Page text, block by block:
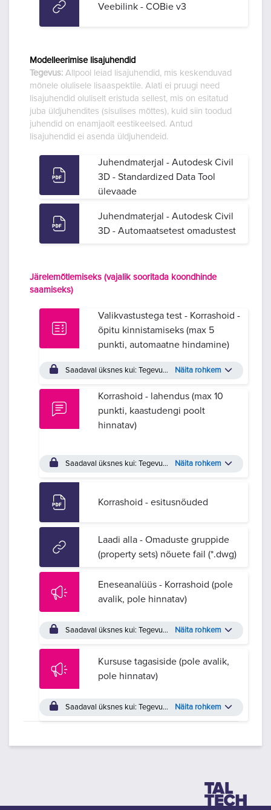
Veebilink - COBie v3
Modelleerimise lisajuhendid
Tegevus: Allpool leiad lisajuhendid, mis keskenduvad
mõnele olulisele lisaaspektile. Alati ei pruugi need
lisajuhendid oluliselt eristuda sellest, mis on esitatud
juba üldjuhendites (sisulises mõttes), kuid siin toodud
juhendid on enamjaolt eestikeelsed. Antud
lisajuhendid ei asenda üldjuhendeid.
Juhendmaterjal - Autodesk Civil
3D - Standardized Data Tool
ülevaade
Juhendmaterjal - Autodesk Civil
3D - Automaatsetest omadustest
Järelemõtlemiseks (vajalik sooritada koondhinde
saamiseks)
Valikvastustega test - Korrashoid -
õpitu kinnistamiseks (max 5
punkti, automaatne hindamine)
Näita rohkem
Saadaval üksnes kui: Tegevus Eneseanalüüs -
Korrashoid - lahendus (max 10
punkti, kaastudengi poolt
hinnatav)
Näita rohkem
Saadaval üksnes kui: Tegevus Valikvastustega test -
Korrashoid - esitusnõuded
Laadi alla - Omaduste gruppide
(property sets) nõuete fail (*.dwg)
Eneseanalüüs - Korrashoid (pole
avalik, pole hinnatav)
Näita rohkem
Saadaval üksnes kui: Tegevus Korrashoid - lahendus (max
Kursuse tagasiside (pole avalik,
pole hinnatav)
Näita rohkem
Saadaval üksnes kui: Tegevus Eneseanalüüs - Korrashoid